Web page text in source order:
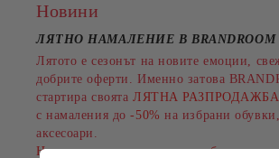
Новини
ЛЯТНО НАМАЛЕНИЕ В BRANDROOM
Лятото е сезонът на новите емоции,
добрите оферти. Именно затова
стартира своята ЛЯТНА РАЗПРОДАЖБА
с намаления до -50% на избрани
аксесоари.
Намаленията важат за разнообразни